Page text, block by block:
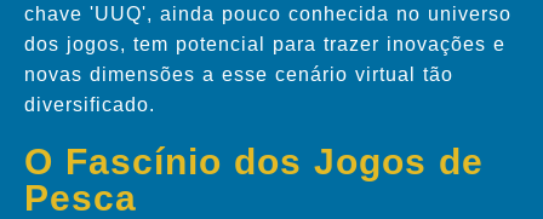
chave 'UUQ', ainda pouco conhecida no universo
dos jogos, tem potencial para trazer inovações e
novas dimensões a esse cenário virtual tão
diversificado.
O Fascínio dos Jogos de
Pesca